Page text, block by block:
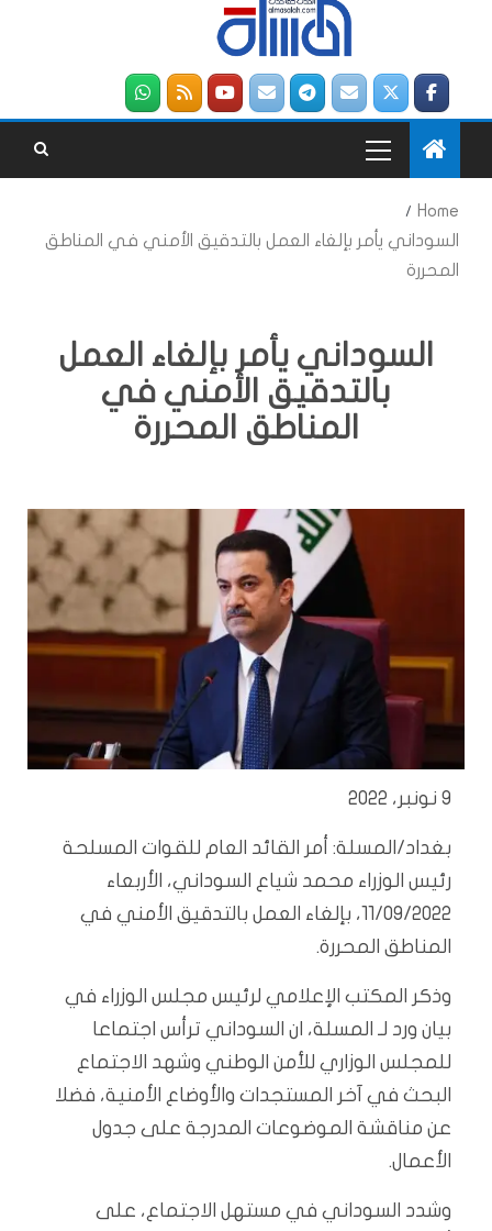
Home
السوداني يأمر بإلغاء العمل بالتدقيق الأمني في المناطق
المحررة
السوداني يأمر بإلغاء العمل
بالتدقيق الأمني في
المناطق المحررة
9 نونبر، 2022
بغداد/المسلة: أمر القائد العام للقوات المسلحة
رئيس الوزراء محمد شياع السوداني، الأربعاء
11/09/2022، بإلغاء العمل بالتدقيق الأمني في
المناطق المحررة.
وذكر المكتب الإعلامي لرئيس مجلس الوزراء في
بيان ورد لـ المسلة، ان السوداني ترأس اجتماعا
للمجلس الوزاري للأمن الوطني وشهد الاجتماع
البحث في آخر المستجدات والأوضاع الأمنية، فضلا
عن مناقشة الموضوعات المدرجة على جدول
الأعمال.
وشدد السوداني في مستهل الاجتماع، على